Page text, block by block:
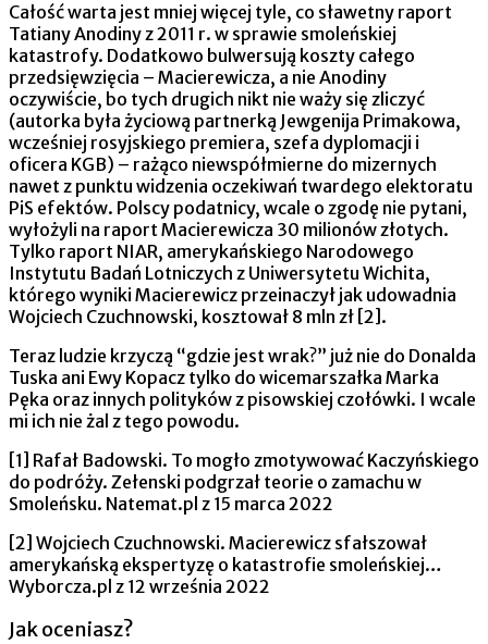
Całość warta jest mniej więcej tyle, co sławetny raport
Tatiany Anodiny z 2011 r. w sprawie smoleńskiej
katastrofy. Dodatkowo bulwersują koszty całego
przedsięwzięcia – Macierewicza, a nie Anodiny
oczywiście, bo tych drugich nikt nie waży się zliczyć
(autorka była życiową partnerką Jewgenija Primakowa,
wcześniej rosyjskiego premiera, szefa dyplomacji i
oficera KGB) – rażąco niewspółmierne do mizernych
nawet z punktu widzenia oczekiwań twardego elektoratu
PiS efektów. Polscy podatnicy, wcale o zgodę nie pytani,
wyłożyli na raport Macierewicza 30 milionów złotych.
Tylko raport NIAR, amerykańskiego Narodowego
Instytutu Badań Lotniczych z Uniwersytetu Wichita,
którego wyniki Macierewicz przeinaczył jak udowadnia
Wojciech Czuchnowski, kosztował 8 mln zł [2].
Teraz ludzie krzyczą “gdzie jest wrak?” już nie do Donalda
Tuska ani Ewy Kopacz tylko do wicemarszałka Marka
Pęka oraz innych polityków z pisowskiej czołówki. I wcale
mi ich nie żal z tego powodu.
[1] Rafał Badowski. To mogło zmotywować Kaczyńskiego
do podróży. Zełenski podgrzał teorie o zamachu w
Smoleńsku. Natemat.pl z 15 marca 2022
[2] Wojciech Czuchnowski. Macierewicz sfałszował
amerykańską ekspertyzę o katastrofie smoleńskiej…
Wyborcza.pl z 12 września 2022
Jak oceniasz?